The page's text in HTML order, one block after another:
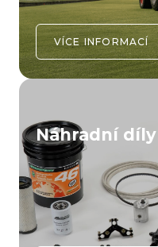
VÍCE INFORMACÍ
Náhradní díly